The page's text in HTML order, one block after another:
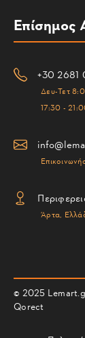
Επίσημος
+30 2681
Δευ-Τετ
17:30 -
Άρτα,
© 2025
Qorect